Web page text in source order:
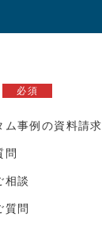
必須
ム事例の資料請求
問
相談
質問